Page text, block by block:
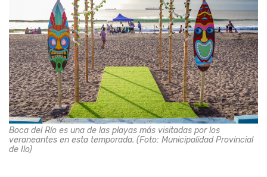
Boca del Río es una de las playas más visitadas por los
veraneantes en esta temporada. (Foto: Municipalidad Provincial
de Ilo)